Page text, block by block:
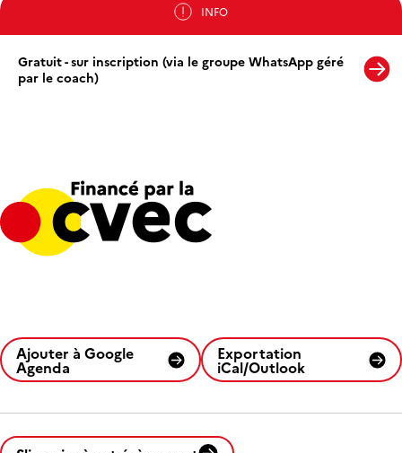
INFO
Gratuit - sur inscription (via le groupe WhatsApp géré
par le coach)
Ajouter à Google
Agenda
Exportation
iCal/Outlook